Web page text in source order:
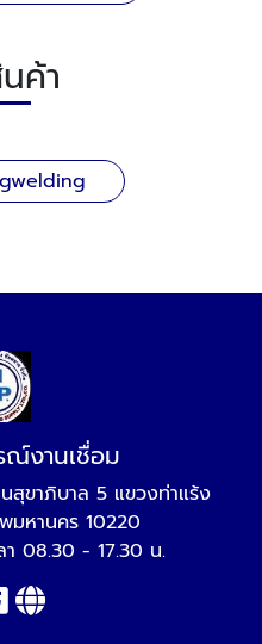
ค้า
ณ์งานเชื่อม
ขาภิบาล 5 แขวงท่าแร้ง
มหานคร 10220
08.30 - 17.30 น.